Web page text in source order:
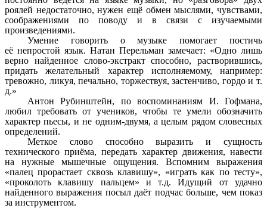
роялей недостаточно, нужен ещё обмен мыслями, чувствами,
соображениями по поводу и в связи с изучаемыми
произведениями.
Умение говорить о музыке помогает постичь
её непростой язык. Натан Перельман замечает: «Одно лишь
верно найденное слово-экстракт способно, растворившись,
придать желательный характер исполняемому, например:
тревожно, ликуя, печально, торжествуя, застенчиво, гордо и т.
д.»
Антон Рубинштейн, по воспоминаниям И. Гофмана,
любил требовать от учеников, чтобы те умели обозначить
характер пьесы, и не одним-двумя, а целым рядом словесных
определений.
Меткое слово способно выразить и сущность
технического приёма, передать характер движения, навести
на нужные мышечные ощущения. Вспомним выражения
«палец прорастает сквозь клавишу», «играть как по тесту»,
«проколоть клавишу пальцем» и т.д. Идущий от удачно
найденного выражения посыл даёт подчас больше, чем показ
за инструментом.